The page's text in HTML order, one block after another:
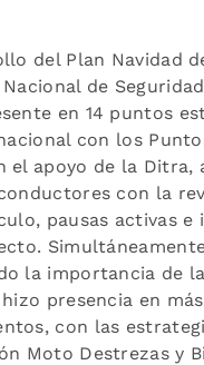
del Plan Navidad
de
en 14 puntos
con los
el apoyo de la Ditra,
con la
pausas activas e
la importancia de
presencia en más
con las
Moto Destrezas y